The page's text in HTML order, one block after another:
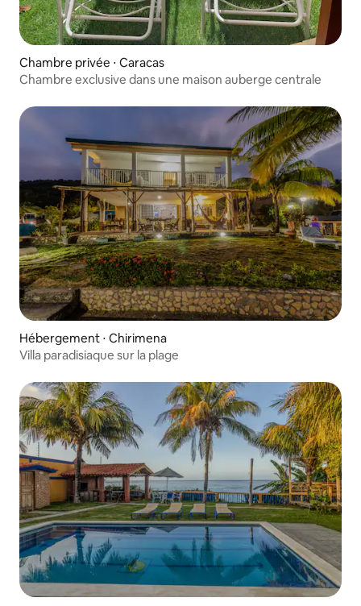
Chambre privée ⋅ Caracas
Chambre exclusive dans une maison auberge centrale
Hébergement ⋅ Chirimena
Villa paradisiaque sur la plage